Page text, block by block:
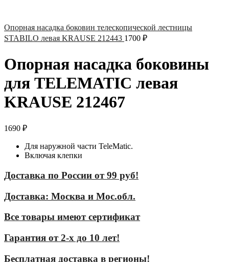
Опорная насадка боковин телескопической лестницы
STABILO левая KRAUSE 212443 1700 ₽
Опорная насадка боковины
для TELEMATIC левая
KRAUSE 212467
1690 ₽
Для наружной части TeleMatic.
Включая клепки
Доставка по России от 99 руб!
Доставка: Москва и Мос.обл.
Все товары имеют сертификат
Гарантия от 2-х до 10 лет!
Бесплатная доставка в регионы!